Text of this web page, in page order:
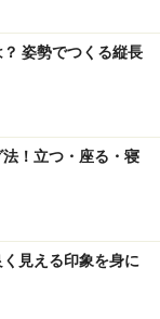
ュラル美人。
姿勢でつくる縦長
！立つ・座る・寝
見える印象を身に